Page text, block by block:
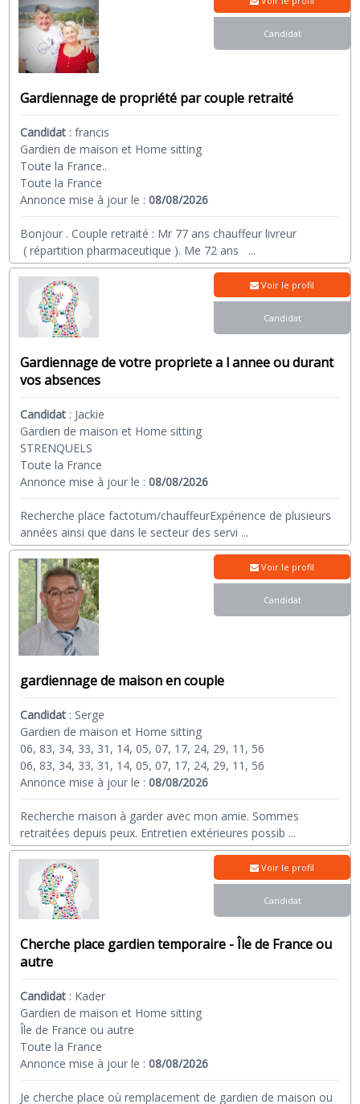
Gardiennage de propriété par couple retraité
Candidat :francis
Gardien de maison et Home sitting
Toute la France..
Toute la France
Annonce mise à jour le :08/08/2026
Bonjour . Couple retraité : Mr 77 ans chauffeur livreur
( répartition pharmaceutique ). Me 72 ans
...
Candidat
Gardiennage de votre propriete a l annee ou durant
vos absences
Candidat : Jackie
Gardien de maison et Home sitting
STRENQUELS
Toute la France
Annonce mise à jour le :08/08/2026
Recherche place factotum/chauffeurExpérience de plusieurs
années ainsi que dans le secteur des servi ...
Voir le profil
Candidat
gardiennage de maison en couple
Candidat : Serge
Gardien de maison et Home sitting
06, 83, 34, 33, 31, 14, 05, 07, 17, 24, 29, 11, 56
06, 83, 34, 33, 31, 14, 05, 07, 17, 24, 29, 11, 56
Annonce mise à jour le :08/08/2026
Recherche maison à garder avec mon amie. Sommes
retraitées depuis peux. Entretien extérieures possib ...
Voir le profil
Candidat
Cherche place gardien temporaire - Île de France ou
autre
Candidat : Kader
Gardien de maison et Home sitting
Île de France ou autre
Toute la France
Annonce mise à jour le :08/08/2026
Je cherche place où remplacement de gardien de maison ou
Voir le profil
Candidat